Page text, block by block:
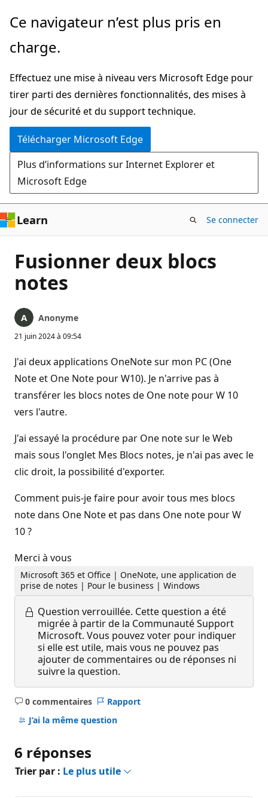
Passer
directement
au
principal
Ce navigateur n’est plus pris en
charge.
Effectuez une mise à niveau vers Microsoft Edge pour
tirer parti des dernières fonctionnalités, des mises à
jour de sécurité et du support technique.
Télécharger Microsoft Edge
Plus d’informations sur Internet Explorer et
Microsoft Edge
Learn Se connecter
Fusionner deux blocs
notes
Anonyme
21 juin 2024 à 09:54
J'ai deux applications OneNote sur mon PC (One
Note et One Note pour W10). Je n'arrive pas à
transférer les blocs notes de One note pour W 10
vers l'autre.
J'ai essayé la procédure par One note sur le Web
mais sous l'onglet Mes Blocs notes, je n'ai pas avec le
clic droit, la possibilité d'exporter.
Comment puis-je faire pour avoir tous mes blocs
note dans One Note et pas dans One note pour W
10 ?
Merci à vous
Microsoft 365 et Office | OneNote, une application de
prise de notes | Pour le business | Windows
Question verrouillée. Cette question a été
migrée à partir de la Communauté Support
Microsoft. Vous pouvez voter pour indiquer
si elle est utile, mais vous ne pouvez pas
ajouter de commentaires ou de réponses ni
suivre la question.
0 commentaires
Aucun
commentaire
Rapport
J’ai la même question
6 réponses
Trier par : Le plus utile